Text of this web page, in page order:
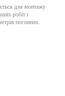
для монтажу
робіт і
погонних.